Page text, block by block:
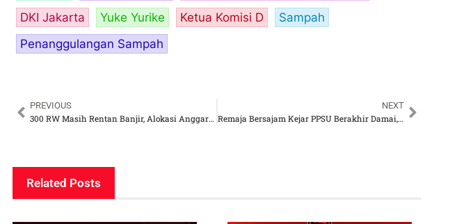
DKI Jakarta
Yuke Yurike Ketua Komisi D
Sampah
Penanggulangan Sampah
PREVIOUS
300 RW Masih Rentan Banjir, Alokasi Anggaran Ketahanan Bencana di Jakarta Dinilai Fraksi PDI Perjuangan Belum Optimal
NEXT
Remaja Bersajam Kejar PPSU Berakhir Damai, Legislator Tetap Minta Diusut
Related Posts